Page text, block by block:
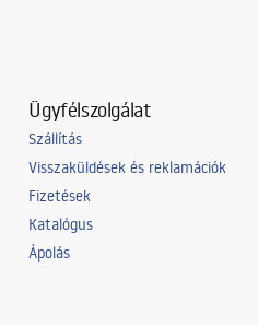
Ügyfélszolgálat
Szállítás
Visszaküldések és reklamációk
Fizetések
Katalógus
Ápolás